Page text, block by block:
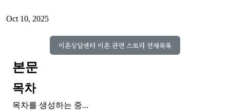
본문
목차
목차를 생성하는 중...
Oct 10, 2025
이혼상담센터 이혼 관련 스토리 전체목록